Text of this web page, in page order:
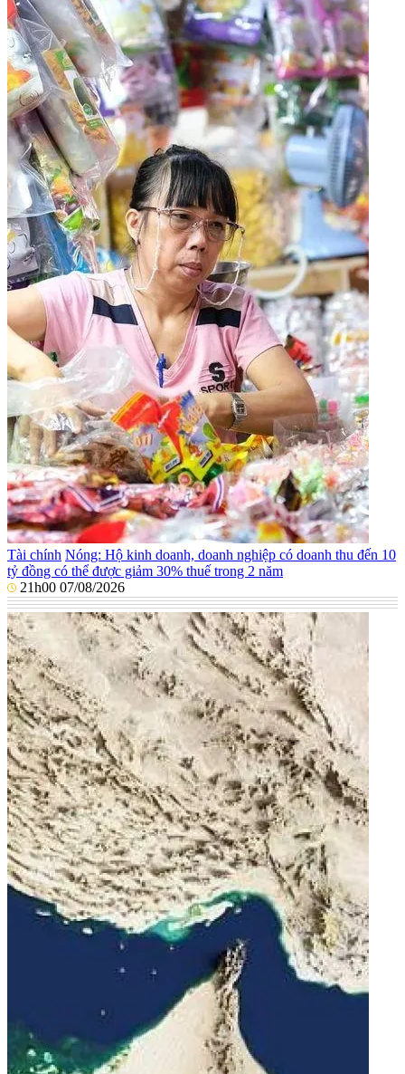
Tài chính Nóng: Hộ kinh doanh, doanh nghiệp có doanh thu đến 10
tỷ đồng có thể được giảm 30% thuế trong 2 năm
21h00 07/08/2026